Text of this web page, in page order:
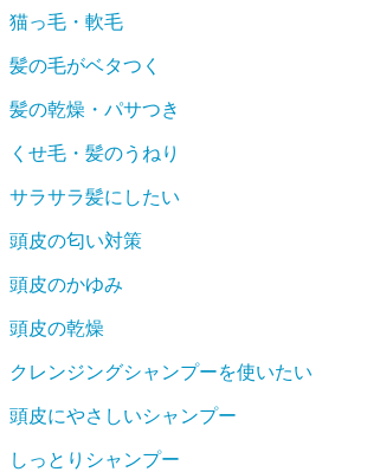
猫っ毛・軟毛
髪の毛がベタつく
髪の乾燥・パサつき
くせ毛・髪のうねり
サラサラ髪にしたい
頭皮の匂い対策
頭皮のかゆみ
頭皮の乾燥
クレンジングシャンプーを使いたい
頭皮にやさしいシャンプー
しっとりシャンプー